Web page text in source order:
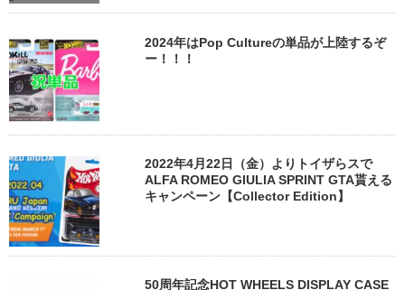
2024年はPop Cultureの単品が上陸するぞ
ー！！！
2022年4月22日（金）よりトイザらスで
ALFA ROMEO GIULIA SPRINT GTA貰える
キャンペーン【Collector Edition】
50周年記念HOT WHEELS DISPLAY CASE